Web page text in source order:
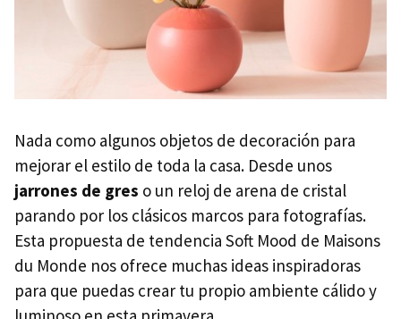
Nada como algunos objetos de decoración para
mejorar el estilo de toda la casa. Desde unos
jarrones de gres o un reloj de arena de cristal
parando por los clásicos marcos para fotografías.
Esta propuesta de tendencia Soft Mood de Maisons
du Monde nos ofrece muchas ideas inspiradoras
para que puedas crear tu propio ambiente cálido y